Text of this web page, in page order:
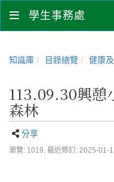
學生事務處
知識庫 目錄總覽 健康
113.09.30興憩
森林
分享
瀏覽: 1019, 最近修訂: 2025-01-